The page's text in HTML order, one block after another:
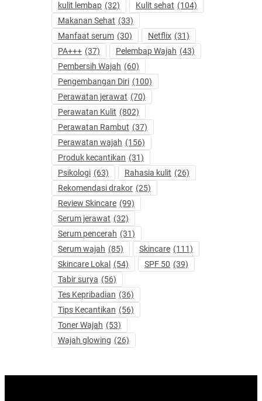
kulit lembap (32) Kulit sehat (104)
Makanan Sehat (33)
Manfaat serum (30) Netflix (31)
PA+++ (37) Pelembap Wajah (43)
Pembersih Wajah (60)
Pengembangan Diri (100)
Perawatan jerawat (70)
Perawatan Kulit (802)
Perawatan Rambut (37)
Perawatan wajah (156)
Produk kecantikan (31)
Psikologi (63) Rahasia kulit (26)
Rekomendasi drakor (25)
Review Skincare (99)
Serum jerawat (32)
Serum pencerah (31)
Serum wajah (85) Skincare (111)
Skincare Lokal
(54) SPF 50 (39)
Tabir surya (56)
Tes Kepribadian (36)
Tips Kecantikan (56)
Toner Wajah (53)
Wajah glowing (26)